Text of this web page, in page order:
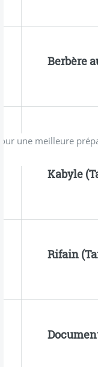
Berbère
Pour une meilleure
Kabyle
Rifain